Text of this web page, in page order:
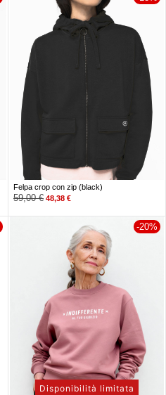
Felpa crop con zip (black)
59,00€ 48,38 €
-20%
Disponibilità limitata